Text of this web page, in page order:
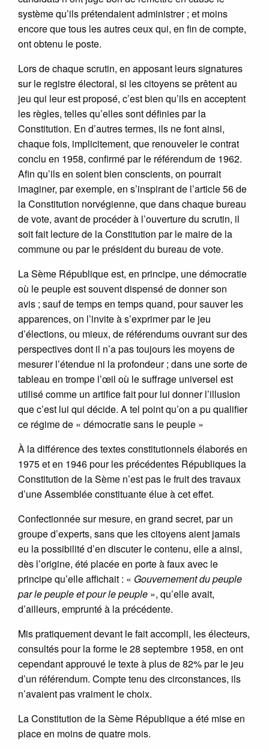
système qu’ils prétendaient administrer ; et moins
encore que tous les autres ceux qui, en fin de compte,
ont obtenu le poste.
Lors de chaque scrutin, en apposant leurs signatures
sur le registre électoral, si les citoyens se prêtent au
jeu qui leur est proposé, c’est bien qu’ils en acceptent
les règles, telles qu’elles sont définies par la
Constitution. En d’autres termes, ils ne font ainsi,
chaque fois, implicitement, que renouveler le contrat
conclu en 1958, confirmé par le référendum de 1962.
Afin qu’ils en soient bien conscients, on pourrait
imaginer, par exemple, en s’inspirant de l’article 56 de
la Constitution norvégienne, que dans chaque bureau
de vote, avant de procéder à l’ouverture du scrutin, il
soit fait lecture de la Constitution par le maire de la
commune ou par le président du bureau de vote.
La Sème République est, en principe, une démocratie
où le peuple est souvent dispensé de donner son
avis ; sauf de temps en temps quand, pour sauver les
apparences, on l’invite à s’exprimer par le jeu
d’élections, ou mieux, de référendums ouvrant sur des
perspectives dont il n’a pas toujours les moyens de
mesurer l’étendue ni la profondeur ; dans une sorte de
tableau en trompe l’œil où le suffrage universel est
utilisé comme un artifice fait pour lui donner l’illusion
que c’est lui qui décide. A tel point qu’on a pu qualifier
ce régime de « démocratie sans le peuple »
À la différence des textes constitutionnels élaborés en
1975 et en 1946 pour les précédentes Républiques la
Constitution de la Sème n’est pas le fruit des travaux
d’une Assemblée constituante élue à cet effet.
Confectionnée sur mesure, en grand secret, par un
groupe d’experts, sans que les citoyens aient jamais
eu la possibilité d’en discuter le contenu, elle a ainsi,
dès l’origine, été placée en porte à faux avec le
principe qu’elle affichait : « Gouvernement du peuple
par le peuple et pour le peuple », qu’elle avait,
d’ailleurs, emprunté à la précédente.
Mis pratiquement devant le fait accompli, les électeurs,
consultés pour la forme le 28 septembre 1958, en ont
cependant approuvé le texte à plus de 82% par le jeu
d’un référendum. Compte tenu des circonstances, ils
n’avaient pas vraiment le choix.
La Constitution de la Sème République a été mise en
place en moins de quatre mois.